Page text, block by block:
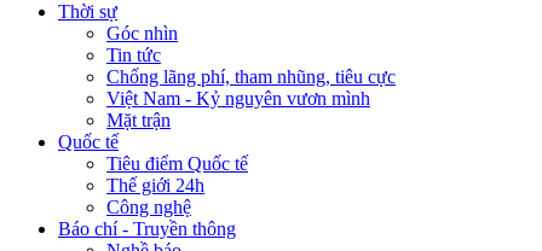
Thời sự
Góc nhìn
Tin tức
Chống lãng phí, tham nhũng, tiêu cực
Việt Nam - Kỷ nguyên vươn mình
Mặt trận
Quốc tế
Tiêu điểm Quốc tế
Thế giới 24h
Công nghệ
Báo chí - Truyền thông